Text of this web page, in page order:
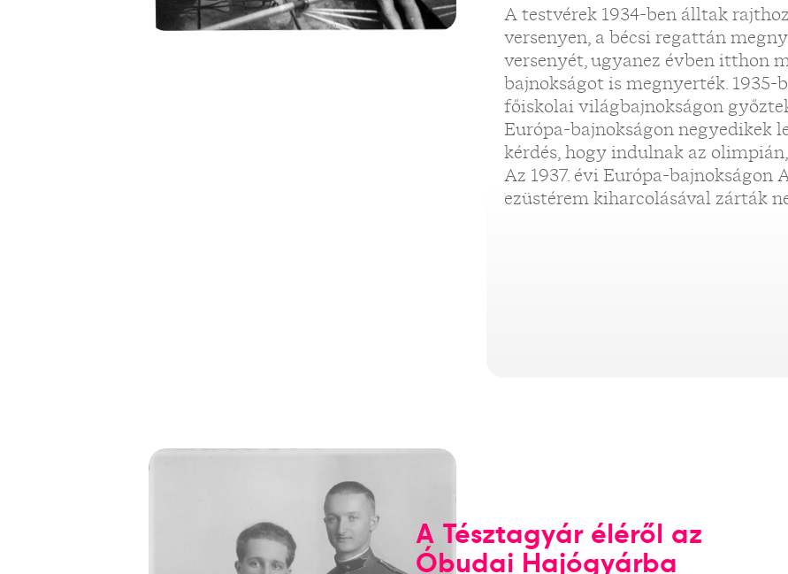
A testvérek 1934-ben álltak
versenyen, a bécsi regattán
versenyét, ugyanez évben itthon
bajnokságot is megnyerték. 1935-
főiskolai világbajnokságon
Európa-bajnokságon negyedikek
kérdés, hogy indulnak az
Az 1937. évi Európa-
ezüstérem kiharcolásával zárták
A Tésztagyár éléről az
Óbudai Hajógyárba